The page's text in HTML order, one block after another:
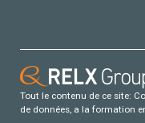
Tout le contenu de ce site:
de données, a la formation